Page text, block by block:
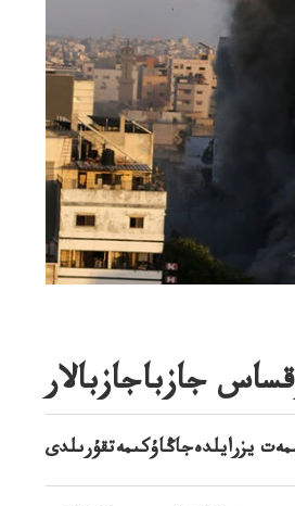
جازباجازبالار
يزرايلدەجاڭاۇكىمەتقۇرىلدى